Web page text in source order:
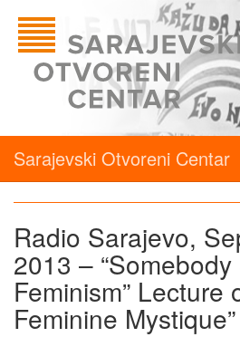
Sarajevski Otvoreni Centar
Radio Sarajevo,
2013 – “Somebody
Feminism” Lecture
Feminine Mystique”